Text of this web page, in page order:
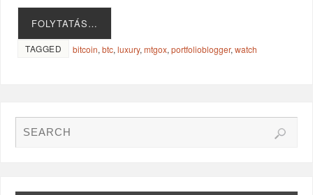
FOLYTATÁS…
TAGGED bitcoin,btc,luxury,mtgox,portfolioblogger,watch